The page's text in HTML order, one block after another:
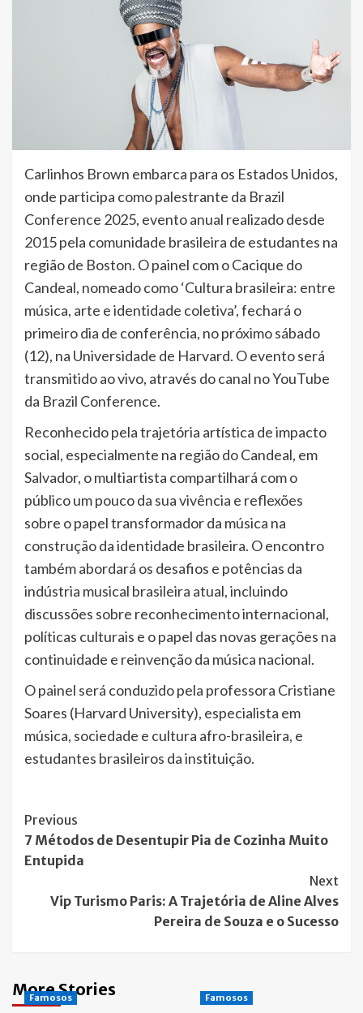
Carlinhos Brown embarca para os Estados Unidos,
onde participa como palestrante da Brazil
Conference 2025, evento anual realizado desde
2015 pela comunidade brasileira de estudantes na
região de Boston. O painel com o Cacique do
Candeal, nomeado como ‘Cultura brasileira: entre
música, arte e identidade coletiva’, fechará o
primeiro dia de conferência, no próximo sábado
(12), na Universidade de Harvard. O evento será
transmitido ao vivo, através do canal no YouTube
da Brazil Conference.
Reconhecido pela trajetória artística de impacto
social, especialmente na região do Candeal, em
Salvador, o multiartista compartilhará com o
público um pouco da sua vivência e reflexões
sobre o papel transformador da música na
construção da identidade brasileira. O encontro
também abordará os desafios e potências da
indústria musical brasileira atual, incluindo
discussões sobre reconhecimento internacional,
políticas culturais e o papel das novas gerações na
continuidade e reinvenção da música nacional.
O painel será conduzido pela professora Cristiane
Soares (Harvard University), especialista em
música, sociedade e cultura afro-brasileira, e
estudantes brasileiros da instituição.
Post
Navigation
Previous
7 Métodos de Desentupir Pia de Cozinha Muito
Entupida
Next
Vip Turismo Paris: A Trajetória de Aline Alves
Pereira de Souza e o Sucesso
More Stories
Famosos Famosos